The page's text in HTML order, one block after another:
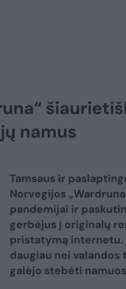
namus
Tamsaus ir
Norvegijos
pandemijai ir
gerbėjus į originalų
pristatymą
daugiau nei
galėjo stebėti